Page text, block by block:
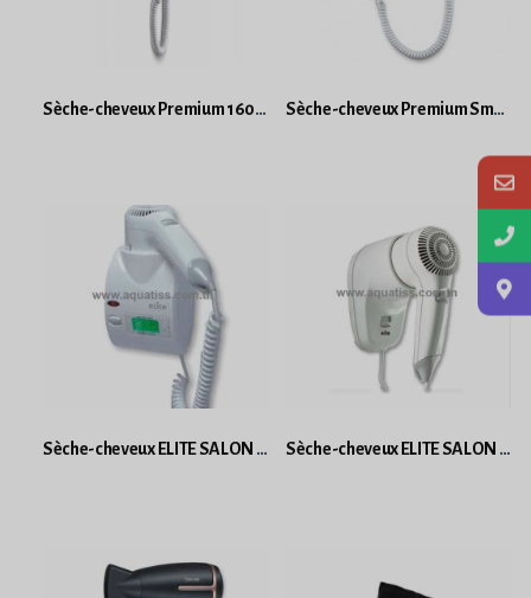
Sèche-cheveux Premium 1600W Compact Blanc Sèche-cheveux Premium Smart 1200W avec prise rasoir
Sèche-cheveux ELITE SALON 2000 KRON TECH Sèche-cheveux ELITE SALON 2000